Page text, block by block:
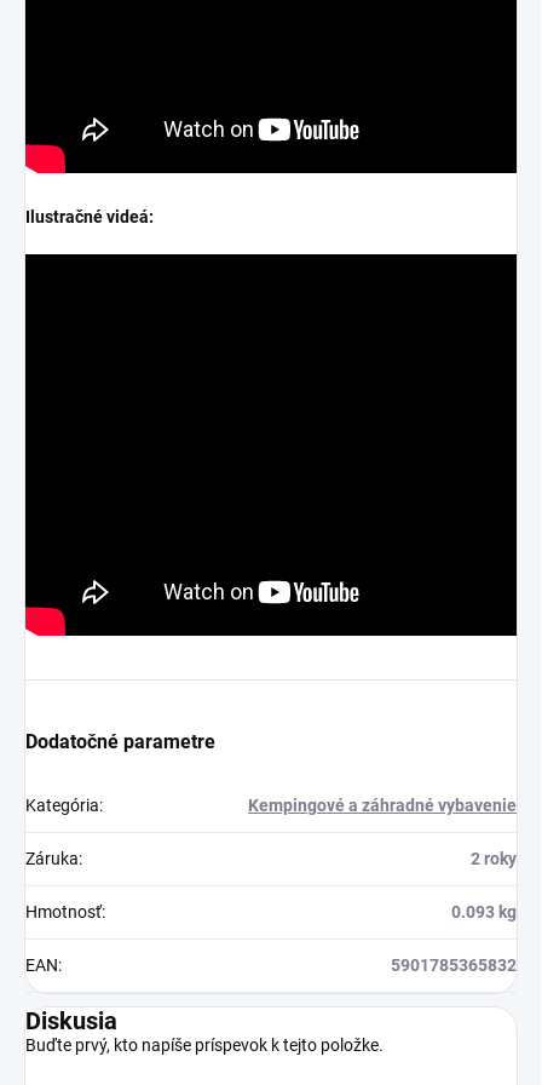
Ilustračné videá:
Dodatočné parametre
Kategória: Kempingové a záhradné vybavenie
Záruka: 2 roky
Hmotnosť: 0.093 kg
EAN: 5901785365832
Diskusia
Buďte prvý, kto napíše príspevok k tejto položke.